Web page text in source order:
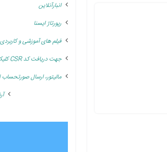
انبارآنلاین
رپورتاژ ایسنا
فیلم های آموزشی و کاربردی
جهت دریافت کد CSR کلیک کنید
مالیتور، ارسال صورتحساب